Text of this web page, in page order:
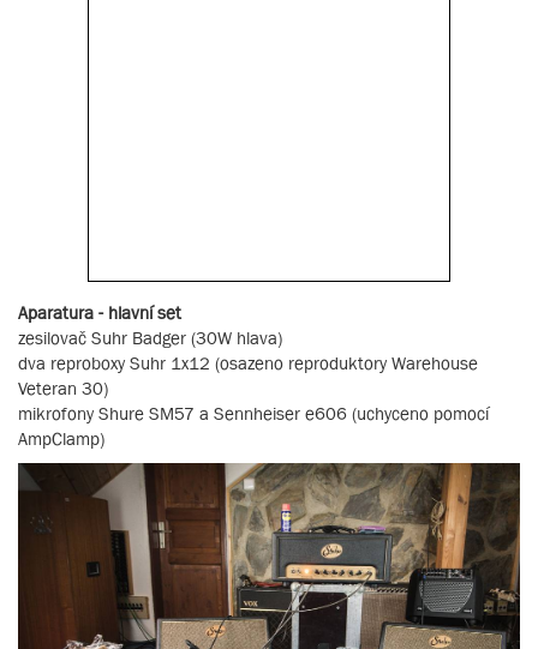
Aparatura - hlavní set
zesilovač Suhr Badger (30W hlava)
dva reproboxy Suhr 1x12 (osazeno reproduktory Warehouse
Veteran 30)
mikrofony Shure SM57 a Sennheiser e606 (uchyceno pomocí
AmpClamp)